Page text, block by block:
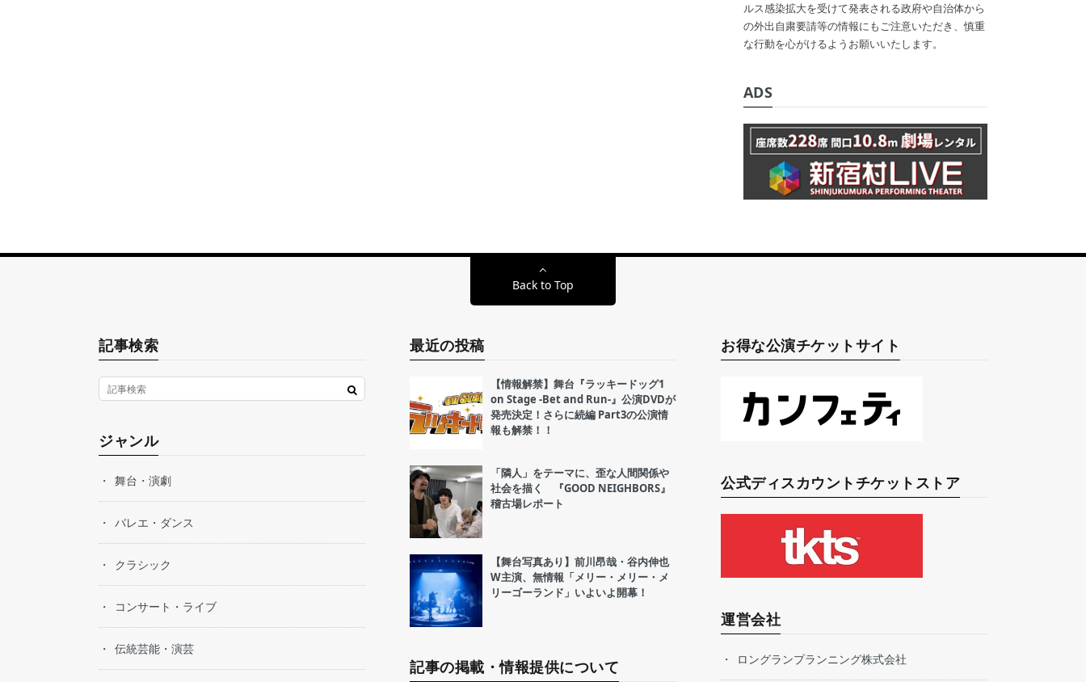
ルス感染拡大を受けて発表される政府や自治体から
の外出自粛要請等の情報にもご注意いただき、慎重
な行動を心がけるようお願いいたします。
ADS
Back to Top
記事検索
ジャンル
舞台・演劇
バレエ・ダンス
クラシック
コンサート・ライブ
伝統芸能・演芸
最近の投稿
【情報解禁】舞台『ラッキードッグ1
on Stage -Bet and Run-』公演DVDが
発売決定！さらに続編 Part3の公演情
報も解禁！！
「隣人」をテーマに、歪な人間関係や
社会を描く 『GOOD NEIGHBORS』
稽古場レポート
【舞台写真あり】前川昂哉・谷内伸也
W主演、無情報「メリー・メリー・メ
リーゴーランド」いよいよ開幕！
記事の掲載・情報提供について
お得な公演チケットサイト
公式ディスカウントチケットストア
運営会社
ロングランプランニング株式会社